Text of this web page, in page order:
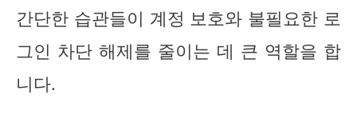
간단한 습관들이 계정 보호와 불필요한 로
그인 차단 해제를 줄이는 데 큰 역할을 합
니다.